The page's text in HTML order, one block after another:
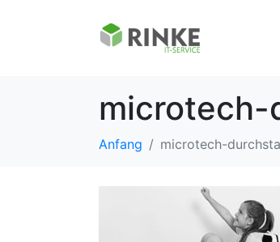
microtech-
Anfang microtech-